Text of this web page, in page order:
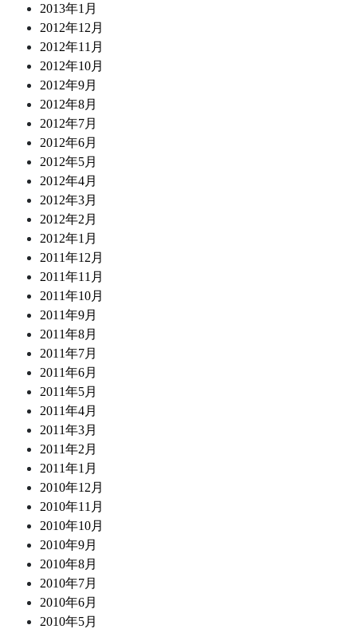
2013年1月
2012年12月
2012年11月
2012年10月
2012年9月
2012年8月
2012年7月
2012年6月
2012年5月
2012年4月
2012年3月
2012年2月
2012年1月
2011年12月
2011年11月
2011年10月
2011年9月
2011年8月
2011年7月
2011年6月
2011年5月
2011年4月
2011年3月
2011年2月
2011年1月
2010年12月
2010年11月
2010年10月
2010年9月
2010年8月
2010年7月
2010年6月
2010年5月